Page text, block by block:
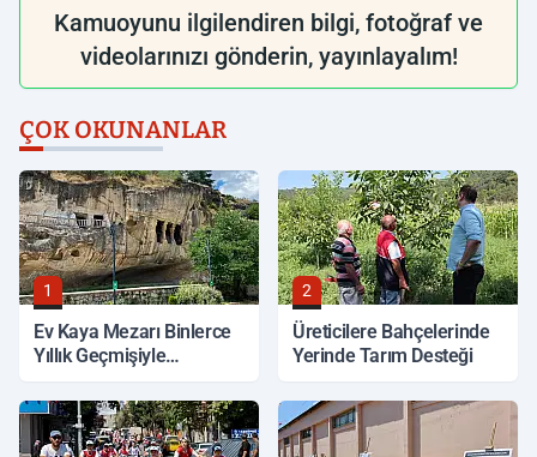
Kamuoyunu ilgilendiren bilgi, fotoğraf ve
videolarınızı gönderin, yayınlayalım!
ÇOK OKUNANLAR
1
Ev Kaya Mezarı Binlerce
Yıllık Geçmişiyle
2
Üreticilere Bahçelerinde
Yerinde Tarım Desteği